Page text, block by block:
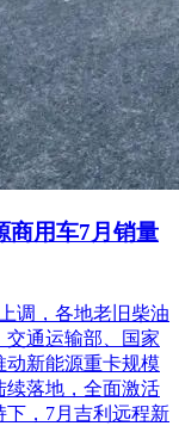
商用车7月销量
调，各地老旧柴油
通运输部、国家
动新能源重卡规模
续落地，全面激活
，7月吉利远程新